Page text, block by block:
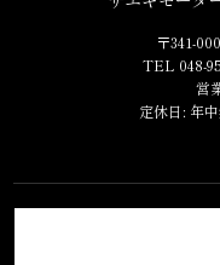
〒341-
TEL 048-
営
定休日: 年